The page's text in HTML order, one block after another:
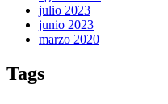
julio 2023
junio 2023
marzo 2020
Tags